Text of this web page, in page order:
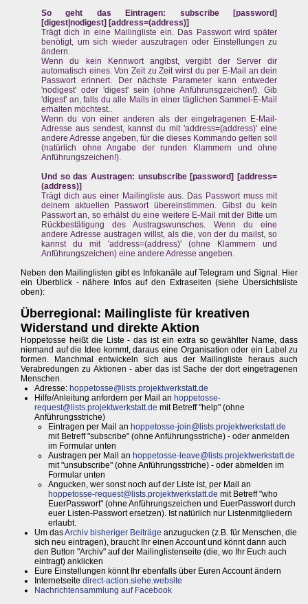
So geht das Eintragen: subscribe [password]
[digest|nodigest] [address=(address)]
Trägt dich in eine Mailingliste ein. Das Passwort wird später
benötigt, um sich wieder auszutragen oder Einstellungen zu
ändern.
Wenn du kein Kennwort angibst, vergibt der Server dir
automatisch eines. Von Zeit zu Zeit wirst du per E-Mail an dein
Passwort erinnert. Der nächste Parameter kann entweder
'nodigest' oder 'digest' sein (ohne Anführunsgzeichen!). Gib
'digest' an, falls du alle Mails in einer täglichen Sammel-E-Mail
erhalten möchtest..
Wenn du von einer anderen als der eingetragenen E-Mail-
Adresse aus sendest, kannst du mit 'address=(address)' eine
andere Adresse angeben, für die dieses Kommando gelten soll
(natürlich ohne Angabe der runden Klammern und ohne
Anführungszeichen!).
Und so das Austragen: unsubscribe [password] [address=
(address)]
Trägt dich aus einer Mailingliste aus. Das Passwort muss mit
deinem aktuellen Passwort übereinstimmen. Gibst du kein
Passwort an, so erhälst du eine weitere E-Mail mit der Bitte um
Rückbestätigung des Austragswunsches. Wenn du eine
andere Adresse austragen willst, als die, von der du mailst, so
kannst du mit 'address=(address)' (ohne Klammern und
Anführungszeichen) eine andere Adresse angeben.
Neben den Mailinglisten gibt es Infokanäle auf Telegram und Signal. Hier
ein Überblick - nähere Infos auf den Extraseiten (siehe Übersichtsliste
oben):
Überregional: Mailingliste für kreativen
Widerstand und direkte Aktion
Hoppetosse heißt die Liste - das ist ein extra so gewählter Name, dass
niemand auf die Idee kommt, daraus eine Organisation oder ein Label zu
formen. Manchmal entwickeln sich aus der Mailingliste heraus auch
Verabredungen zu Aktionen - aber das ist Sache der dort eingetragenen
Menschen.
Adresse: hoppetosse@lists.projektwerkstatt.de
Hilfe/Anleitung anfordern per Mail an hoppetosse-
request@lists.projektwerkstatt.de mit Betreff "help" (ohne
Anführungsstriche)
Eintragen per Mail an hoppetosse-join@lists.projektwerkstatt.de
mit Betreff "subscribe" (ohne Anführungsstriche) - oder anmelden
im Formular unten
Austragen per Mail an hoppetosse-leave@lists.projektwerkstatt.de
mit "unsubscribe" (ohne Anführungsstriche) - oder abmelden im
Formular unten
Angucken, wer sonst noch auf der Liste ist, per Mail an
hoppetosse-request@lists.projektwerkstatt.de mit Betreff "who
EuerPasswort" (ohne Anführungszeichen und EuerPasswort durch
euer Listen-Passwort ersetzen). Ist natürlich nur Listenmitgliedern
erlaubt.
Um dasArchiv bisheriger Beiträge anzugucken (z.B. für Menschen, die
sich neu eintragen), braucht Ihr einen Account und könnt dann auch
den Button "Archiv" auf der Mailinglistenseite (die, wo Ihr Euch auch
eintragt) anklicken
Eure Einstellungen könnt Ihr ebenfalls über Euren Account ändern
Internetseite direct-action.siehe.website
Nachrichtensammlung auf Facebook